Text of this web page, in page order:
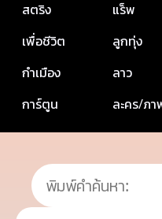
สตริง
แร็พ
เพื่อชีวิต
ลูกทุ่ง
กำเมือง
ลาว
การ์ตูน
ละคร/ภ